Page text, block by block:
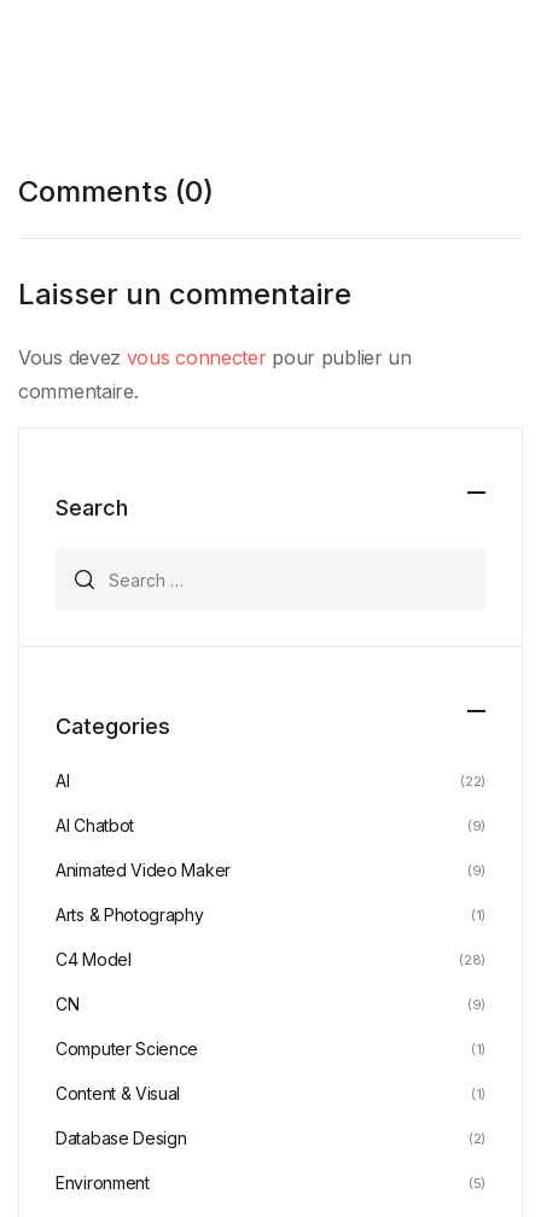
Comments (0)
Laisser un commentaire
Vous devez vous connecterpour publier un
commentaire.
Search
Categories
AI (22)
AI Chatbot (9)
Animated Video Maker (9)
Arts & Photography (1)
C4 Model (28)
CN (9)
Computer Science (1)
Content & Visual (1)
Database Design (2)
Environment (5)